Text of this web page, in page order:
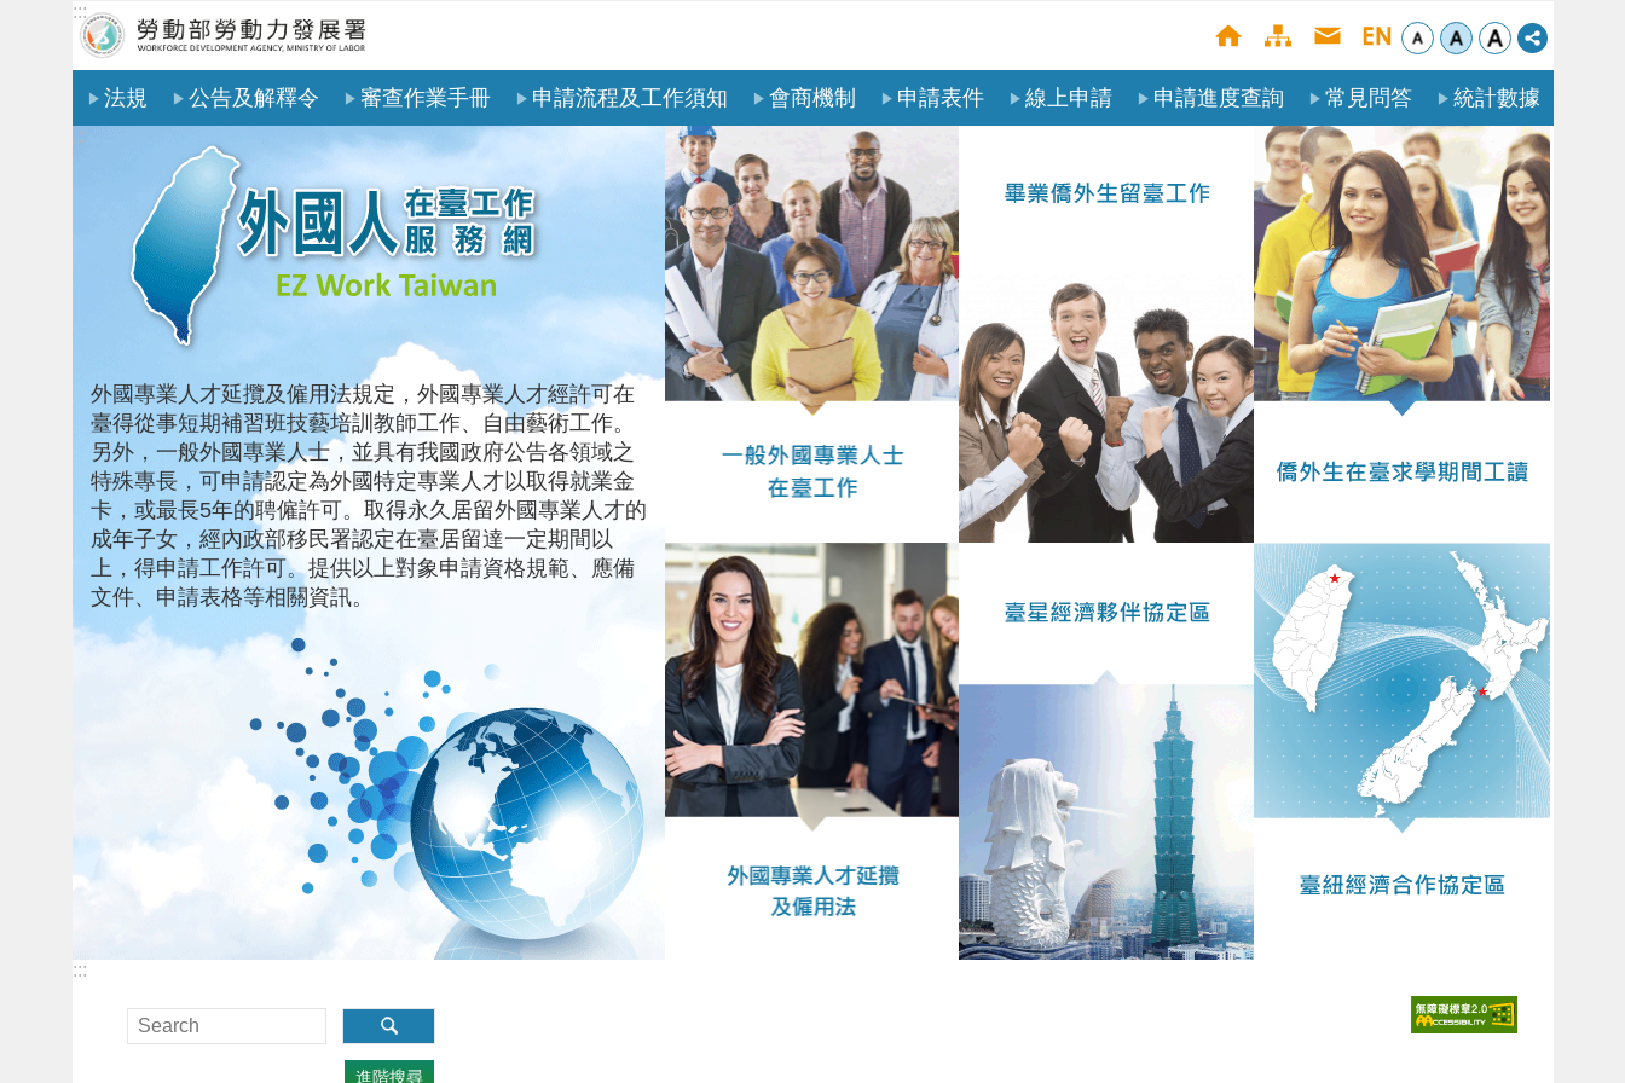
跳到主要內容區塊
:::
法規 公告及解釋令 審查作業手冊 申請流程及工作須知 會商機制 申請表件 線上申請 申請進度查詢 常見問答 統計數據
:::
外國專業人才延攬及僱用法規定，外國專業人才經許可在
臺得從事短期補習班技藝培訓教師工作、自由藝術工作。
另外，一般外國專業人士，並具有我國政府公告各領域之
特殊專長，可申請認定為外國特定專業人才以取得就業金
卡，或最長5年的聘僱許可。取得永久居留外國專業人才的
成年子女，經內政部移民署認定在臺居留達一定期間以
上，得申請工作許可。提供以上對象申請資格規範、應備
文件、申請表格等相關資訊。
:::
進階搜尋